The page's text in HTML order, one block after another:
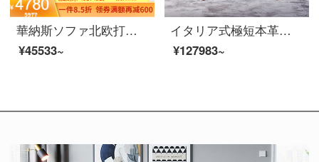
華納斯ソファ北欧打色の実木ソファ現代簡単に科学技術布芸ソファーリビングルームの大きな部屋型回転ソファーの二人席＋貴妃位深灰色＋薄い灰色
¥45533~
イタリア式極短本革ソファ椅子オレンジの鞍皮胡桃木現代軽量高级腕掛椅子【イタリア鞍皮】ソファチェア
¥127983~